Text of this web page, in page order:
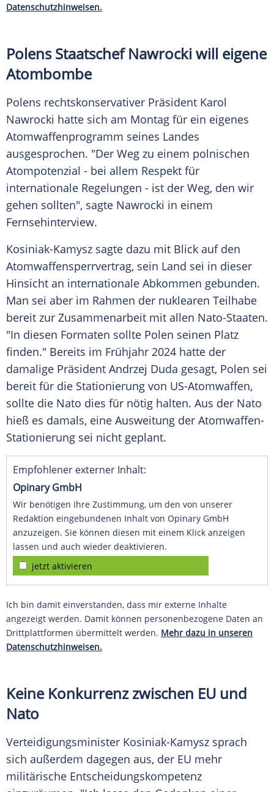
Datenschutzhinweisen.
Polens Staatschef Nawrocki will eigene
Atombombe
Polens rechtskonservativer Präsident Karol
Nawrocki hatte sich am Montag für ein eigenes
Atomwaffenprogramm seines Landes
ausgesprochen. "Der Weg zu einem polnischen
Atompotenzial - bei allem Respekt für
internationale Regelungen - ist der Weg, den wir
gehen sollten", sagte Nawrocki in einem
Fernsehinterview.
Kosiniak-Kamysz sagte dazu mit Blick auf den
Atomwaffensperrvertrag, sein Land sei in dieser
Hinsicht an internationale Abkommen gebunden.
Man sei aber im Rahmen der nuklearen Teilhabe
bereit zur Zusammenarbeit mit allen Nato-Staaten.
"In diesen Formaten sollte Polen seinen Platz
finden." Bereits im Frühjahr 2024 hatte der
damalige Präsident Andrzej Duda gesagt, Polen sei
bereit für die Stationierung von US-Atomwaffen,
sollte die Nato dies für nötig halten. Aus der Nato
hieß es damals, eine Ausweitung der Atomwaffen-
Stationierung sei nicht geplant.
Empfohlener externer Inhalt:
Opinary GmbH
Wir benötigen Ihre Zustimmung, um den von unserer
Redaktion eingebundenen Inhalt von Opinary GmbH
anzuzeigen. Sie können diesen mit einem Klick anzeigen
lassen und auch wieder deaktivieren.
jetzt aktivieren
Ich bin damit einverstanden, dass mir externe Inhalte
angezeigt werden. Damit können personenbezogene Daten an
Drittplattformen übermittelt werden. Mehr dazu in unseren
Datenschutzhinweisen.
Keine Konkurrenz zwischen EU und
Nato
Verteidigungsminister Kosiniak-Kamysz sprach
sich außerdem dagegen aus, der EU mehr
militärische Entscheidungskompetenz